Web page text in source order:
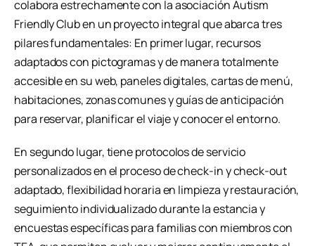
colabora estrechamente con la asociación Autism
Friendly Club en un proyecto integral que abarca tres
pilares fundamentales: En primer lugar, recursos
adaptados con pictogramas y de manera totalmente
accesible en su web, paneles digitales, cartas de menú,
habitaciones, zonas comunes y guías de anticipación
para reservar, planificar el viaje y conocer el entorno.
En segundo lugar, tiene protocolos de servicio
personalizados en el proceso de check-in y check-out
adaptado, flexibilidad horaria en limpieza y restauración,
seguimiento individualizado durante la estancia y
encuestas específicas para familias con miembros con